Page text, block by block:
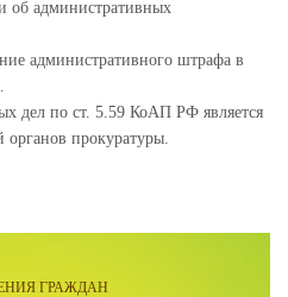
об административных
административного штрафа в
дел по ст. 5.59 КоАП РФ является
органов прокуратуры.
ГРАЖДАН